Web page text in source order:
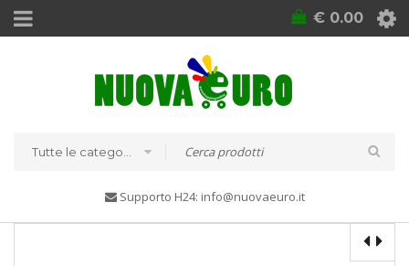
€ 0.00
Supporto H24: info@nuovaeuro.it